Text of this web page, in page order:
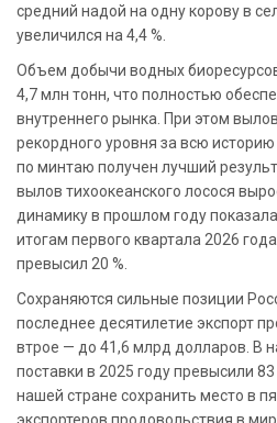
средний надой на одну корову в
увеличился на 4,4 %.
Объем добычи водных
4,7 млн тонн, что полностью
внутреннего рынка. При этом
рекордного уровня за всю
по минтаю получен лучший
вылов тихоокеанского лосося
динамику в прошлом году
итогам первого квартала 2026
превысил 20 %.
Сохраняются сильные позиции
последнее десятилетие экспорт
втрое — до 41,6 млрд долларов. В
поставки в 2025 году превысили
нашей стране сохранить место в
экспортеров продовольствия в